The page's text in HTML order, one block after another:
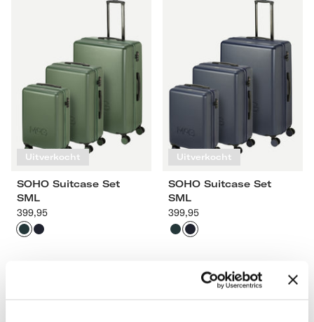
Uitverkocht
SOHO Suitcase Set
SML
Aanbevolen
prijs
399,95
DarkNavy
Uitverkocht
SOHO Suitcase Set
SML
Aanbevolen
prijs
399,95
DarkNavy